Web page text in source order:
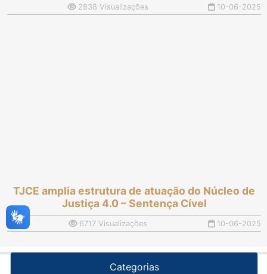
2838 Visualizações 10-06-2025
TJCE amplia estrutura de atuação do Núcleo de
Justiça 4.0 – Sentença Cível
6717 Visualizações 10-06-2025
Categorias